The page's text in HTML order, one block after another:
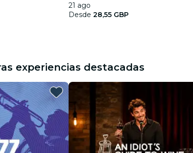
21 ago
Desde 28,55 GBP
experiencias destacadas